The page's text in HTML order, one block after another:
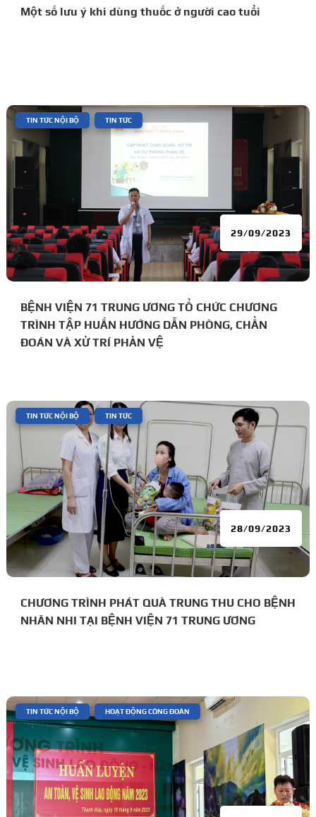
Một số lưu ý khi dùng thuốc ở người cao tuổi
BỆNH VIỆN 71 TRUNG ƯƠNG TỔ CHỨC CHƯƠNG
TRÌNH TẬP HUẤN HƯỚNG DẪN PHÒNG, CHẨN
ĐOÁN VÀ XỬ TRÍ PHẢN VỆ
29/09/2023
TIN TỨC NỘI BỘ TIN TỨC
CHƯƠNG TRÌNH PHÁT QUÀ TRUNG THU CHO BỆNH
NHÂN NHI TẠI BỆNH VIỆN 71 TRUNG ƯƠNG
28/09/2023
TIN TỨC NỘI BỘ TIN TỨC
TIN TỨC NỘI BỘ HOẠT ĐỘNG CÔNG ĐOÀN